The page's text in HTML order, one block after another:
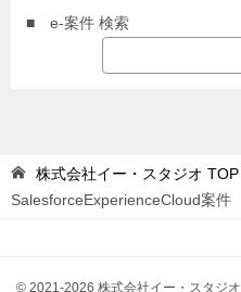
■ e-案件 検索
株式会社イー・スタジオ TOP
SalesforceExperienceCloud案件
© 2021-2026 株式会社イー・スタジオ